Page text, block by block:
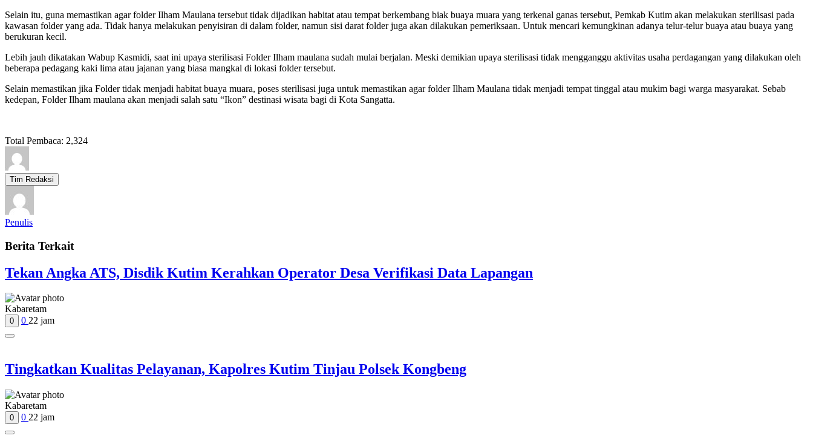
Selain itu, guna memastikan agar folder Ilham Maulana tersebut tidak dijadikan habitat atau tempat berkembang biak buaya muara yang terkenal ganas tersebut, Pemkab Kutim akan melakukan sterilisasi pada
kawasan folder yang ada. Tidak hanya melakukan penyisiran di dalam folder, namun sisi darat folder juga akan dilakukan pemeriksaan. Untuk mencari kemungkinan adanya telur-telur buaya atau buaya yang
berukuran kecil.
Lebih jauh dikatakan Wabup Kasmidi, saat ini upaya sterilisasi Folder Ilham maulana sudah mulai berjalan. Meski demikian upaya sterilisasi tidak mengganggu aktivitas usaha perdagangan yang dilakukan oleh
beberapa pedagang kaki lima atau jajanan yang biasa mangkal di lokasi folder tersebut.
Selain memastikan jika Folder tidak menjadi habitat buaya muara, poses sterilisasi juga untuk memastikan agar folder Ilham Maulana tidak menjadi tempat tinggal atau mukim bagi warga masyarakat. Sebab
kedepan, Folder Ilham maulana akan menjadi salah satu “Ikon” destinasi wisata bagi di Kota Sangatta.
Total Pembaca: 2,324
Tim Redaksi
Penulis
Berita Terkait
Tekan Angka ATS, Disdik Kutim Kerahkan Operator Desa Verifikasi Data Lapangan
Kabaretam
0 0 22 jam
Tingkatkan Kualitas Pelayanan, Kapolres Kutim Tinjau Polsek Kongbeng
Kabaretam
0 0 22 jam